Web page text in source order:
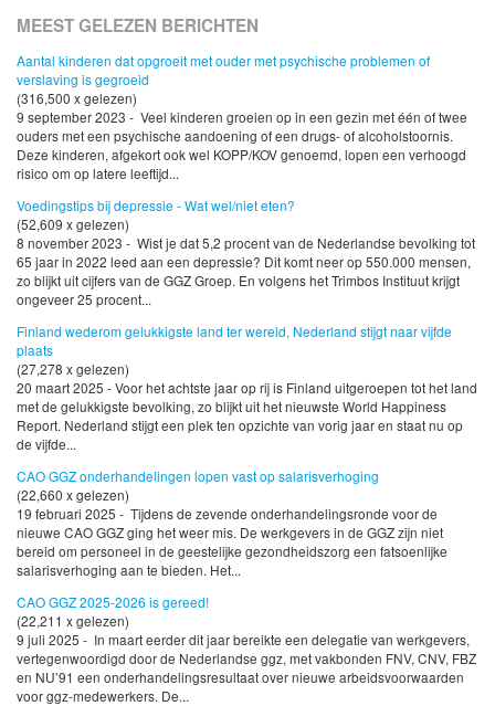
MEEST GELEZEN BERICHTEN
Aantal kinderen dat opgroeit met ouder met psychische problemen of
verslaving is gegroeid
(316,500 x gelezen)
9 september 2023 - Veel kinderen groeien op in een gezin met één of twee
ouders met een psychische aandoening of een drugs- of alcoholstoornis.
Deze kinderen, afgekort ook wel KOPP/KOV genoemd, lopen een verhoogd
risico om op latere leeftijd...
Voedingstips bij depressie - Wat wel/niet eten?
(52,609 x gelezen)
8 november 2023 - Wist je dat 5,2 procent van de Nederlandse bevolking tot
65 jaar in 2022 leed aan een depressie? Dit komt neer op 550.000 mensen,
zo blijkt uit cijfers van de GGZ Groep. En volgens het Trimbos Instituut krijgt
ongeveer 25 procent...
Finland wederom gelukkigste land ter wereld, Nederland stijgt naar vijfde
plaats
(27,278 x gelezen)
20 maart 2025 - Voor het achtste jaar op rij is Finland uitgeroepen tot het land
met de gelukkigste bevolking, zo blijkt uit het nieuwste World Happiness
Report. Nederland stijgt een plek ten opzichte van vorig jaar en staat nu op
de vijfde...
CAO GGZ onderhandelingen lopen vast op salarisverhoging
(22,660 x gelezen)
19 februari 2025 - Tijdens de zevende onderhandelingsronde voor de
nieuwe CAO GGZ ging het weer mis. De werkgevers in de GGZ zijn niet
bereid om personeel in de geestelijke gezondheidszorg een fatsoenlijke
salarisverhoging aan te bieden. Het...
CAO GGZ 2025-2026 is gereed!
(22,211 x gelezen)
9 juli 2025 - In maart eerder dit jaar bereikte een delegatie van werkgevers,
vertegenwoordigd door de Nederlandse ggz, met vakbonden FNV, CNV, FBZ
en NU’91 een onderhandelingsresultaat over nieuwe arbeidsvoorwaarden
voor ggz-medewerkers. De...